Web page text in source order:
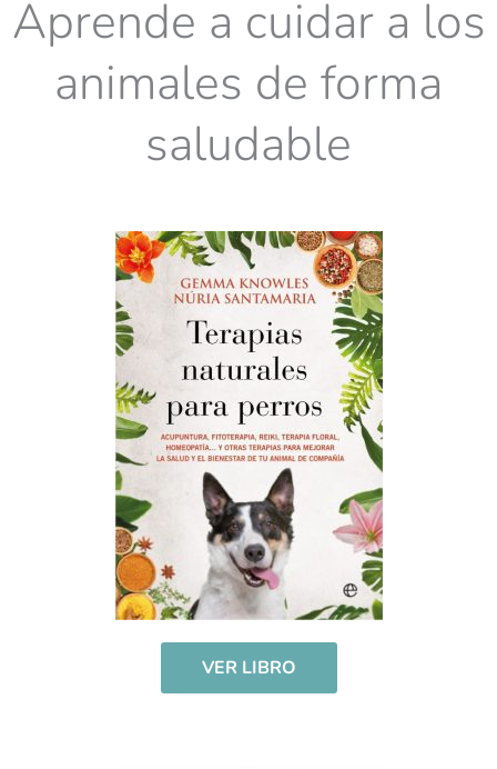
Aprende a cuidar a los
animales de forma
saludable
VER LIBRO